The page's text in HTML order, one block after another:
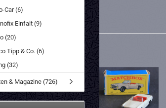
Car (6)
Einfalt (9)
(20)
Tipp & Co. (6)
(32)
& Magazine (726)